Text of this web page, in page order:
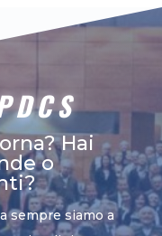
Hai
o
sempre siamo a